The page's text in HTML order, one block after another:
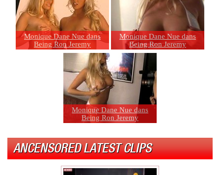
Monique Dane Nue dans
Being Ron Jeremy
Monique Dane Nue dans
Being Ron Jeremy
Monique Dane Nue dans
Being Ron Jeremy
ANCENSORED LATEST CLIPS